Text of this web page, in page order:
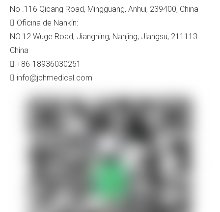
No .116 Qicang Road, Mingguang, Anhui, 239400, China
 Oficina de Nankín:
NO.12 Wuge Road, Jiangning, Nanjing, Jiangsu, 211113
China
 +86-18936030251
 info@jbhmedical.com